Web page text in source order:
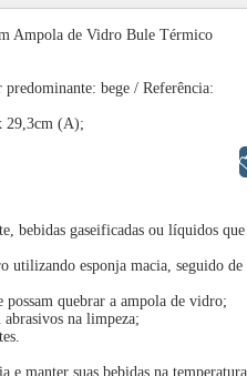
Ampola de Vidro Bule Térmico
bege / Referência:
29,3cm (A);
bebidas gaseificadas ou líquidos que
utilizando esponja macia, seguido de
quebrar a ampola de vidro;
na limpeza;
e manter suas bebidas na temperatura